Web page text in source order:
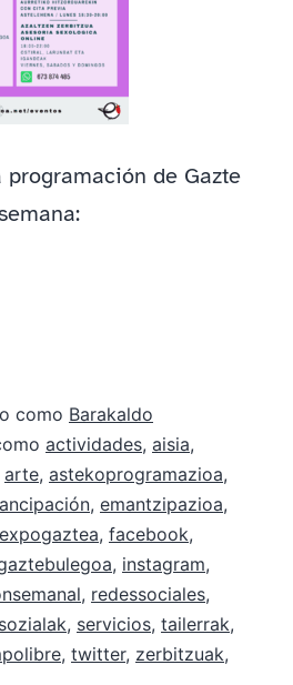
de Gazte
como Barakaldo
actividades, aisia,
arte, astekoprogramazioa,
, emantzipazioa,
expogaztea, facebook,
, instagram,
, redessociales,
, servicios, tailerrak,
, twitter, zerbitzuak,